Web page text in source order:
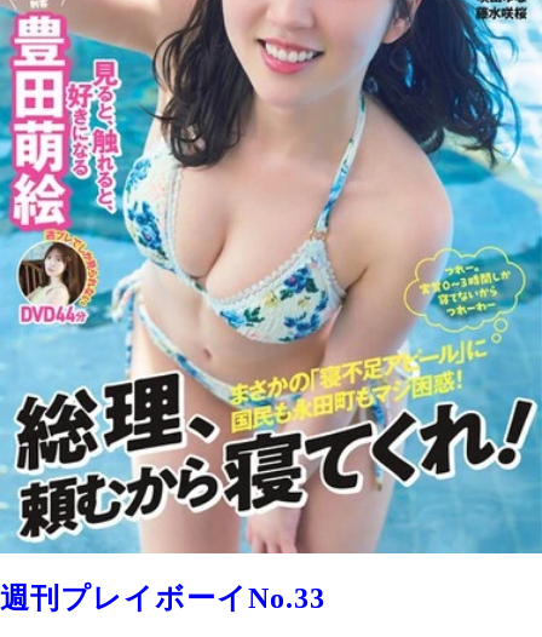
週刊プレイボーイNo.33